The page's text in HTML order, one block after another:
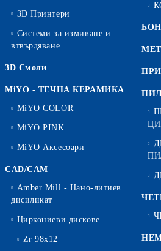
3D Принтери
Системи за измиване и
втвърдяване
3D Смоли
MiYO - ТЕЧНА КЕРАМИКА
MiYO COLOR
MiYO PINK
MiYO Аксесоари
CAD/CAM
Amber Mill - Нано-литиев
дисиликат
Циркониеви дискове
Zr 98x12